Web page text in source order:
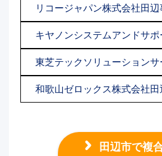
リコージャパン株式会社田
キヤノンシステムアンドサポ
東芝テックソリューション
和歌山ゼロックス株式会社田
田辺市で複